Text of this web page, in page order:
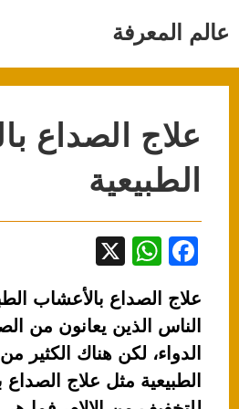
عالم المعرفة
علاج الصداع
الطبيعية
F
c
e
b
o
W
at
s
A
p
علاج الصداع بالأعشاب
الناس الذين يعانون من
الدواء، لكن هناك الكثير
الطبيعية مثل علاج